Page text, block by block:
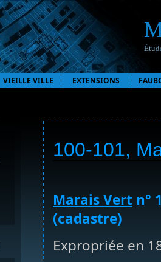
VIEILLE VILLE EXTENSIONS
100-101,
Marais Vert n°
(cadastre)
Expropriée en